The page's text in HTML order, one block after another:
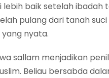
baik setelah ibadah
pulang dari tanah
nyata.
wa sallam menjadikan
Beliau bersabda